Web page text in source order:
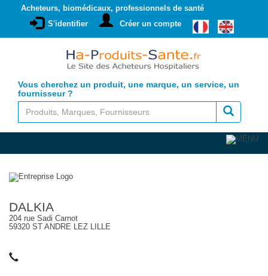
Acheteurs, biomédicaux, professionnels de santé
S'identifier
Créer un compte
Vous cherchez un produit, une marque, un service, un
fournisseur ?
DALKIA
204 rue Sadi Carnot
59320 ST ANDRE LEZ LILLE